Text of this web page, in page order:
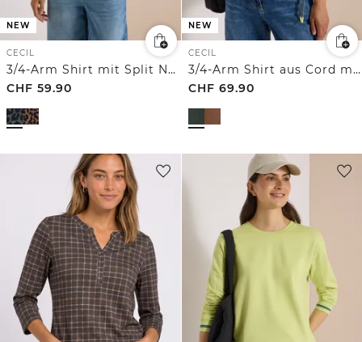
NEW
CECIL
3/4-Arm Shirt mit Split Neck und Leo-Muster
CHF 59.90
NEW
CECIL
3/4-Arm Shirt aus Cord mit Tunnelzug
CHF 69.90